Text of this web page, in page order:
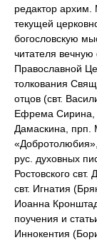
редактор
текущей
богословскую
читателя
Православной
толкования
отцов (свт.
Ефрема Сирина,
Дамаскина, прп.
рус. духовных
Ростовского
свт. Игнатия
Иоанна
поучения и
Иннокентия